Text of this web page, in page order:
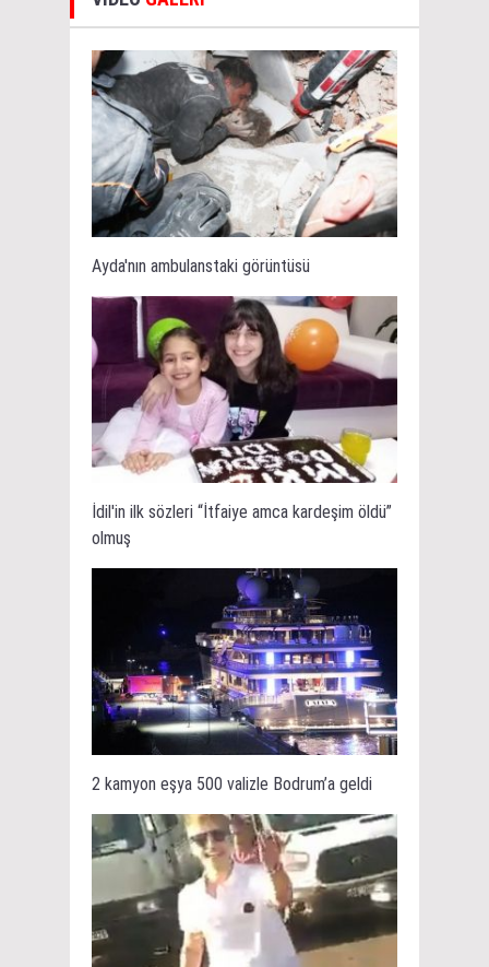
Ayda'nın ambulanstaki görüntüsü
İdil'in ilk sözleri “İtfaiye amca kardeşim öldü”
olmuş
2 kamyon eşya 500 valizle Bodrum’a geldi